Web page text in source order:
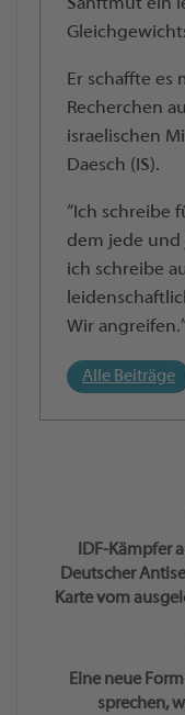
Sanftmut ein
Er schaffte es
Recherchen
israelischen
Daesch (IS).
“Ich schreibe
dem jede und
ich schreibe
Wir angreifen.”
Alle Beiträge
IDF-Kämpfer
Deutscher
Karte vom
Eine neue
sprechen,